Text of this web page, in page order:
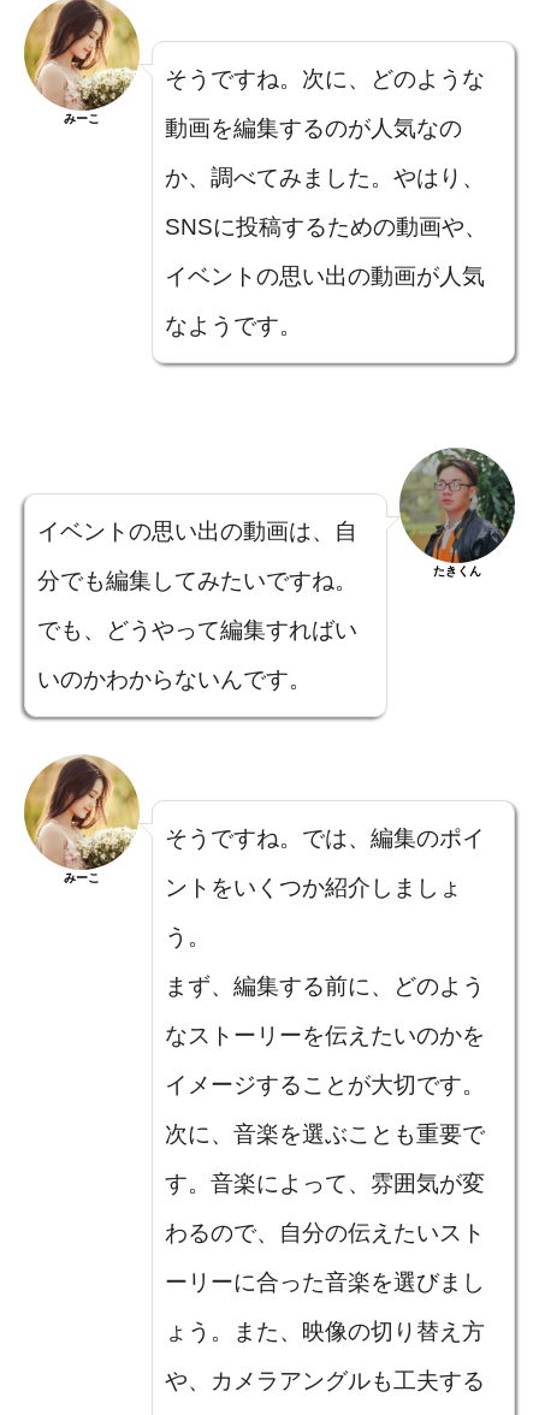
みーこ
そうですね。次に、どのような
動画を編集するのが人気なの
か、調べてみました。やはり、
SNSに投稿するための動画や、
イベントの思い出の動画が人気
なようです。
イベントの思い出の動画は、自
分でも編集してみたいですね。
でも、どうやって編集すればい
いのかわからないんです。
たきくん
みーこ
そうですね。では、編集のポイ
ントをいくつか紹介しましょ
う。
まず、編集する前に、どのよう
なストーリーを伝えたいのかを
イメージすることが大切です。
次に、音楽を選ぶことも重要で
す。音楽によって、雰囲気が変
わるので、自分の伝えたいスト
ーリーに合った音楽を選びまし
ょう。また、映像の切り替え方
や、カメラアングルも工夫する